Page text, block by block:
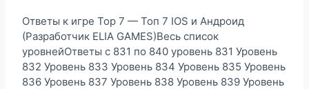
Ответы к игре Top 7 — Топ 7 IOS и Андроид
(Разработчик ELIA GAMES)Весь список
уровнейОтветы с 831 по 840 уровень 831 Уровень
832 Уровень 833 Уровень 834 Уровень 835 Уровень
836 Уровень 837 Уровень 838 Уровень 839 Уровень